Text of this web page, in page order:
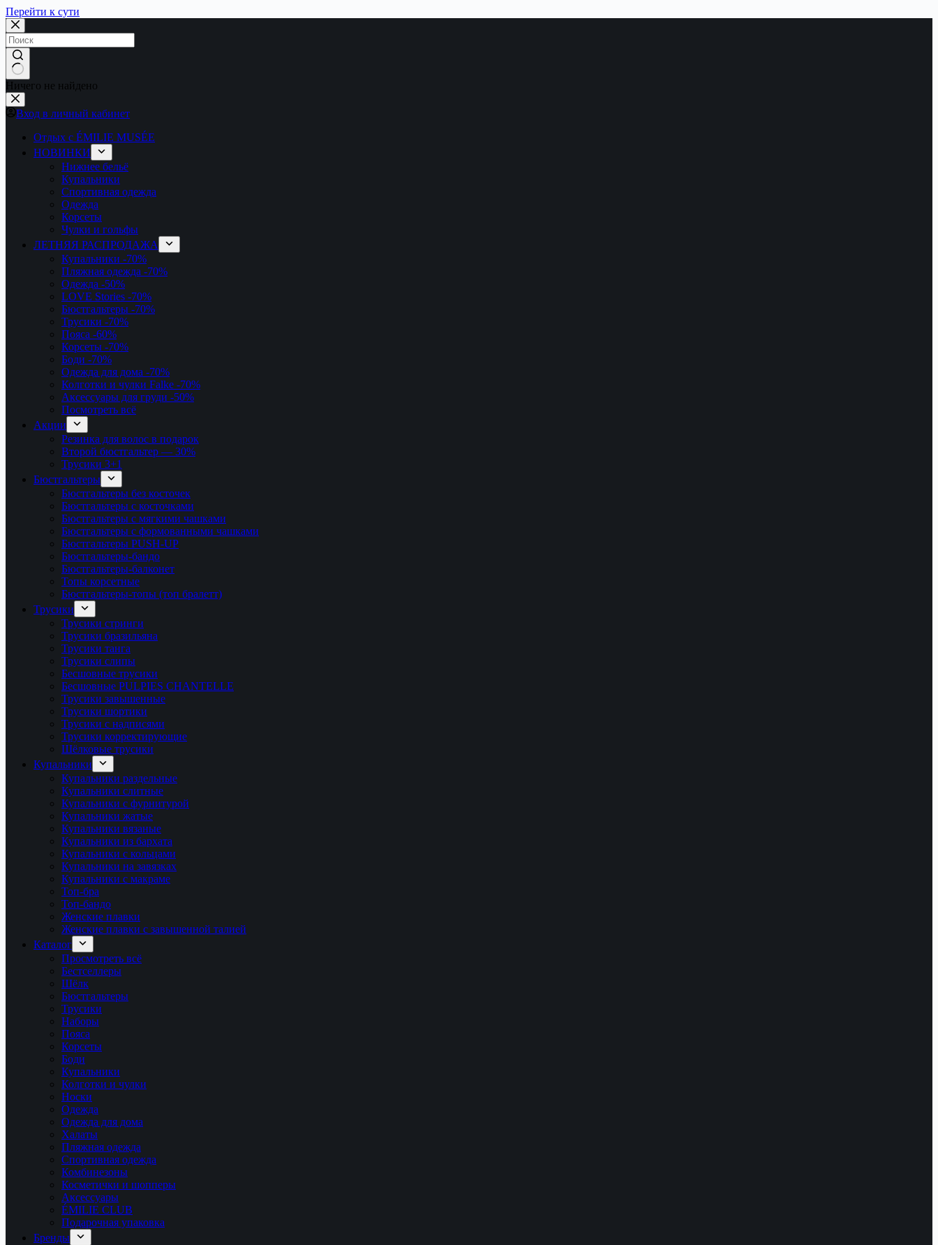
Перейти к сути
Ничего не найдено
Вход в личный кабинет
Отдых с ÉMILIE MUSÉE
НОВИНКИ
Нижнее бельё
Купальники
Спортивная одежда
Одежда
Корсеты
Чулки и гольфы
ЛЕТНЯЯ РАСПРОДАЖА
Купальники -70%
Пляжная одежда -70%
Одежда -50%
LOVE Stories -70%
Бюстгальтеры -70%
Трусики -70%
Пояса -60%
Корсеты -70%
Боди -70%
Одежда для дома -70%
Колготки и чулки Falke -70%
Аксессуары для груди -50%
Посмотреть всё
Акции
Резинка для волос в подарок
Второй бюстгальтер — 30%
Трусики 3+1
Бюстгальтеры
Бюстгальтеры без косточек
Бюстгальтеры с косточками
Бюстгальтеры с мягкими чашками
Бюстгальтеры с формованными чашками
Бюстгальтеры PUSH-UP
Бюстгальтеры-бандо
Бюстгальтеры-балконет
Топы корсетные
Бюстгальтеры-топы (топ бралетт)
Трусики
Трусики стринги
Трусики бразильяна
Трусики танга
Трусики слипы
Бесшовные трусики
Бесшовные PULPIES CHANTELLE
Трусики завышенные
Трусики шортики
Трусики с надписями
Трусики корректирующие
Шёлковые трусики
Купальники
Купальники раздельные
Купальники слитные
Купальники с фурнитурой
Купальники жатые
Купальники вязаные
Купальники из бархата
Купальники с кольцами
Купальники на завязках
Купальники с макраме
Топ-бра
Топ-бандо
Женские плавки
Женские плавки с завышенной талией
Каталог
Просмотреть всё
Бестселлеры
Шёлк
Бюстгальтеры
Трусики
Наборы
Пояса
Корсеты
Боди
Купальники
Колготки и чулки
Носки
Одежда
Одежда для дома
Халаты
Пляжная одежда
Спортивная одежда
Комбинезоны
Косметички и шопперы
Аксессуары
ÉMILIE CLUB
Подарочная упаковка
Бренды